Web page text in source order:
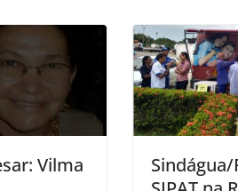
Vilma
Sindágua/